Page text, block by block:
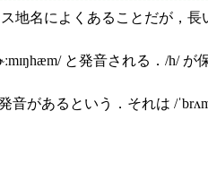
ス地名によくあることだが
と発音される．/h/
があるという．それは /